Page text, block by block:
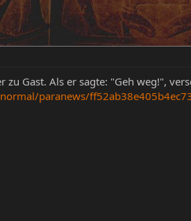
Gast. Als er sagte: "Geh weg!",
paranews/